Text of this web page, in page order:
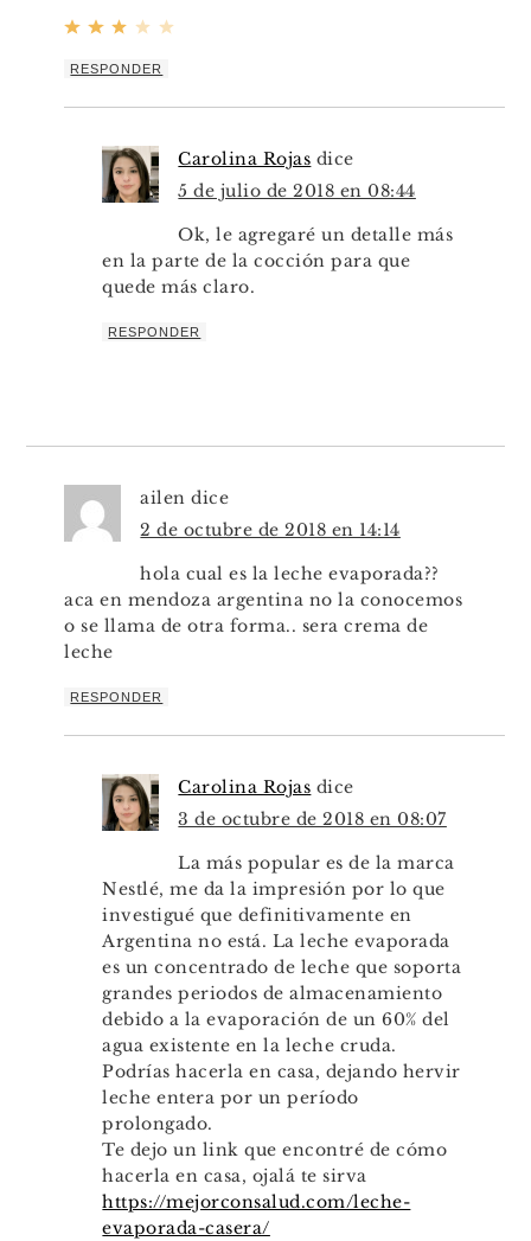
RESPONDER
Carolina Rojas dice
5 de julio de 2018 en 08:44
Ok, le agregaré un detalle más
en la parte de la cocción para que
quede más claro.
RESPONDER
ailen dice
2 de octubre de 2018 en 14:14
hola cual es la leche evaporada??
aca en mendoza argentina no la conocemos
o se llama de otra forma.. sera crema de
leche
RESPONDER
Carolina Rojas dice
3 de octubre de 2018 en 08:07
La más popular es de la marca
Nestlé, me da la impresión por lo que
investigué que definitivamente en
Argentina no está. La leche evaporada
es un concentrado de leche que soporta
grandes periodos de almacenamiento
debido a la evaporación de un 60% del
agua existente en la leche cruda.
Podrías hacerla en casa, dejando hervir
leche entera por un período
prolongado.
Te dejo un link que encontré de cómo
hacerla en casa, ojalá te sirva
https://mejorconsalud.com/leche-
evaporada-casera/